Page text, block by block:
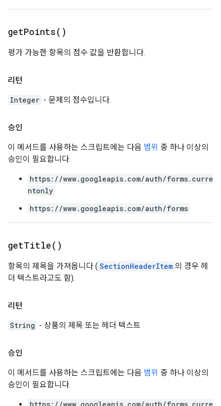
getPoints( )
평가 가능한 항목의 점수 값을 반환합니다.
리턴
Integer - 문제의 점수입니다.
승인
이 메서드를 사용하는 스크립트에는 다음 범위 중 하나 이상의
승인이 필요합니다.
https://www.googleapis.com/auth/forms.curre
ntonly
https://www.googleapis.com/auth/forms
getTitle( )
항목의 제목을 가져옵니다 ( SectionHeaderItem 의 경우 헤
더 텍스트라고도 함).
리턴
String - 상품의 제목 또는 헤더 텍스트
승인
이 메서드를 사용하는 스크립트에는 다음 범위 중 하나 이상의
승인이 필요합니다.